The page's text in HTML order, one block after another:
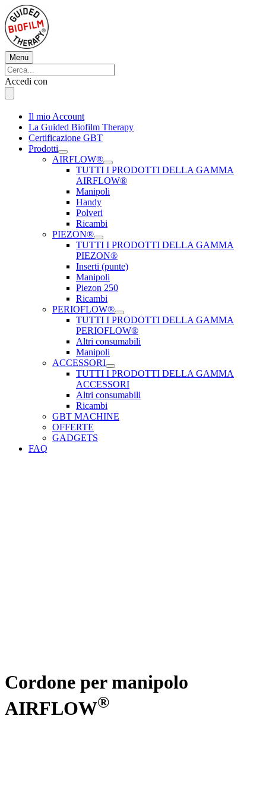
Vai
al
contenuto
Menu
Menu
Cerca:
Cerca
Accedi con
Il mio Account
La Guided Biofilm Therapy
Certificazione GBT
Prodotti
AIRFLOW®
TUTTI I PRODOTTI DELLA GAMMA
AIRFLOW®
Manipoli
Handy
Polveri
Ricambi
PIEZON®
TUTTI I PRODOTTI DELLA GAMMA
PIEZON®
Inserti (punte)
Manipoli
Piezon 250
Ricambi
PERIOFLOW®
TUTTI I PRODOTTI DELLA GAMMA
PERIOFLOW®
Altri consumabili
Manipoli
ACCESSORI
TUTTI I PRODOTTI DELLA GAMMA
ACCESSORI
Altri consumabili
Ricambi
GBT MACHINE
OFFERTE
GADGETS
FAQ
Cordone per manipolo
AIRFLOW®